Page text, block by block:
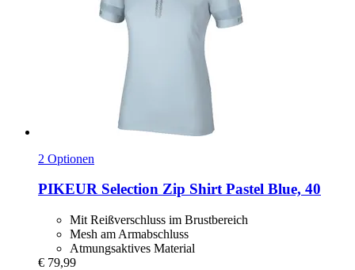
2 Optionen
PIKEUR Selection Zip Shirt Pastel Blue, 40
Mit Reißverschluss im Brustbereich
Mesh am Armabschluss
Atmungsaktives Material
€ 79,99